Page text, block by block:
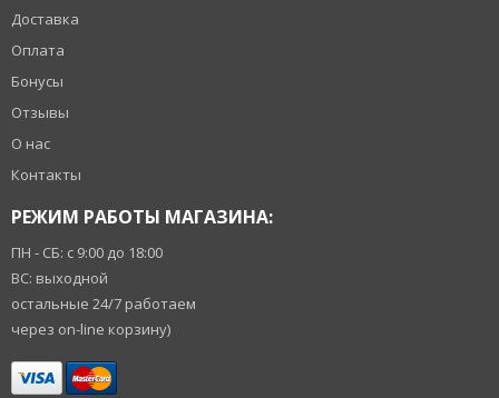
Доставка
Оплата
Бонусы
Отзывы
О нас
Контакты
РЕЖИМ РАБОТЫ МАГАЗИНА:
ПН - СБ: с 9:00 до 18:00
ВС: выходной
остальные 24/7 работаем
через on-line корзину)